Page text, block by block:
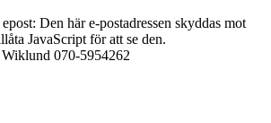
Den här e-postadressen skyddas mot
JavaScript för att se den.
070-5954262